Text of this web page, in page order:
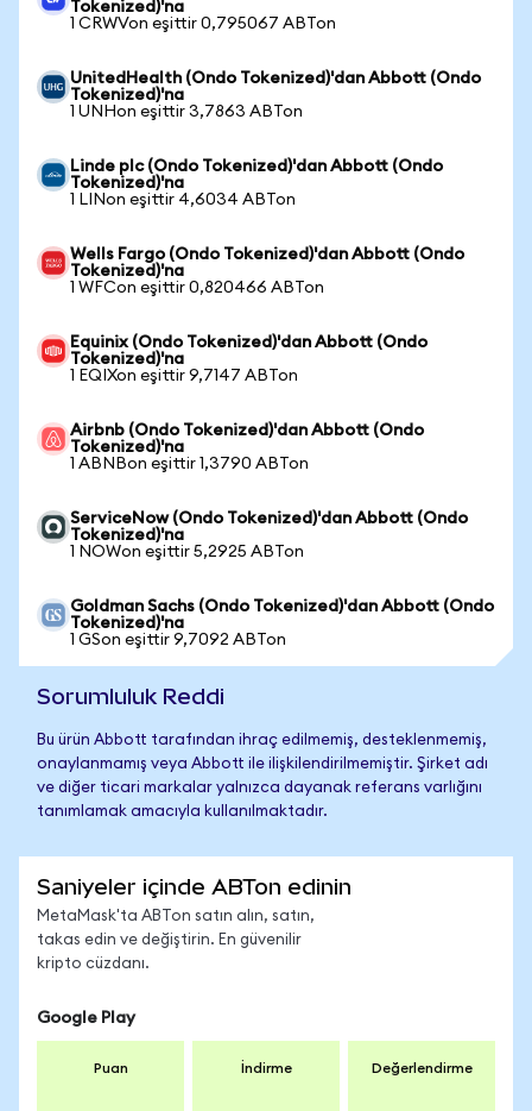
Tokenized)'na
1 CRWVon eşittir 0,795067 ABTon
UnitedHealth (Ondo Tokenized)'dan Abbott (Ondo
Tokenized)'na
1 UNHon eşittir 3,7863 ABTon
Linde plc (Ondo Tokenized)'dan Abbott (Ondo
Tokenized)'na
1 LINon eşittir 4,6034 ABTon
Wells Fargo (Ondo Tokenized)'dan Abbott (Ondo
Tokenized)'na
1 WFCon eşittir 0,820466 ABTon
Equinix (Ondo Tokenized)'dan Abbott (Ondo
Tokenized)'na
1 EQIXon eşittir 9,7147 ABTon
Airbnb (Ondo Tokenized)'dan Abbott (Ondo
Tokenized)'na
1 ABNBon eşittir 1,3790 ABTon
ServiceNow (Ondo Tokenized)'dan Abbott (Ondo
Tokenized)'na
1 NOWon eşittir 5,2925 ABTon
Goldman Sachs (Ondo Tokenized)'dan Abbott (Ondo
Tokenized)'na
1 GSon eşittir 9,7092 ABTon
Sorumluluk Reddi
Bu ürün Abbott tarafından ihraç edilmemiş, desteklenmemiş,
onaylanmamış veya Abbott ile ilişkilendirilmemiştir. Şirket adı
ve diğer ticari markalar yalnızca dayanak referans varlığını
tanımlamak amacıyla kullanılmaktadır.
Saniyeler içinde ABTon edinin
MetaMask'ta ABTon satın alın, satın,
takas edin ve değiştirin. En güvenilir
kripto cüzdanı.
Google Play
Puan İndirme Değerlendirme